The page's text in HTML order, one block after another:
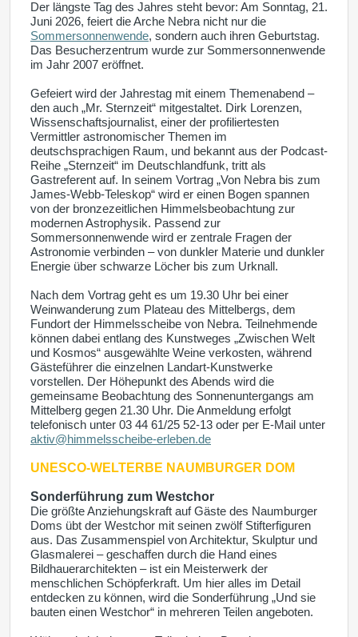
Der längste Tag des Jahres steht bevor: Am Sonntag, 21.
Juni 2026, feiert die Arche Nebra nicht nur die
Sommersonnenwende, sondern auch ihren Geburtstag.
Das Besucherzentrum wurde zur Sommersonnenwende
im Jahr 2007 eröffnet.
Gefeiert wird der Jahrestag mit einem Themenabend –
den auch „Mr. Sternzeit“ mitgestaltet. Dirk Lorenzen,
Wissenschaftsjournalist, einer der profiliertesten
Vermittler astronomischer Themen im
deutschsprachigen Raum, und bekannt aus der Podcast-
Reihe „Sternzeit“ im Deutschlandfunk, tritt als
Gastreferent auf. In seinem Vortrag „Von Nebra bis zum
James-Webb-Teleskop“ wird er einen Bogen spannen
von der bronzezeitlichen Himmelsbeobachtung zur
modernen Astrophysik. Passend zur
Sommersonnenwende wird er zentrale Fragen der
Astronomie verbinden – von dunkler Materie und dunkler
Energie über schwarze Löcher bis zum Urknall.
Nach dem Vortrag geht es um 19.30 Uhr bei einer
Weinwanderung zum Plateau des Mittelbergs, dem
Fundort der Himmelsscheibe von Nebra. Teilnehmende
können dabei entlang des Kunstweges „Zwischen Welt
und Kosmos“ ausgewählte Weine verkosten, während
Gästeführer die einzelnen Landart-Kunstwerke
vorstellen. Der Höhepunkt des Abends wird die
gemeinsame Beobachtung des Sonnenuntergangs am
Mittelberg gegen 21.30 Uhr. Die Anmeldung erfolgt
telefonisch unter 03 44 61/25 52-13 oder per E-Mail unter
aktiv@himmelsscheibe-erleben.de
UNESCO-WELTERBE NAUMBURGER DOM
Sonderführung zum Westchor
Die größte Anziehungskraft auf Gäste des Naumburger
Doms übt der Westchor mit seinen zwölf Stifterfiguren
aus. Das Zusammenspiel von Architektur, Skulptur und
Glasmalerei – geschaffen durch die Hand eines
Bildhauerarchitekten – ist ein Meisterwerk der
menschlichen Schöpferkraft. Um hier alles im Detail
entdecken zu können, wird die Sonderführung „Und sie
bauten einen Westchor“ in mehreren Teilen angeboten.